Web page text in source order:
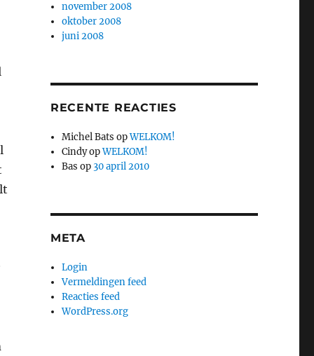
november 2008
oktober 2008
juni 2008
RECENTE REACTIES
Michel Bats opWELKOM!
CindyopWELKOM!
Bas op 30 april 2010
META
Login
Vermeldingen feed
Reacties feed
WordPress.org